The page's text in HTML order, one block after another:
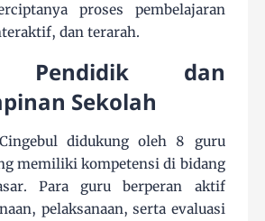
proses pembelajaran
dan terarah.
Pendidik dan
Sekolah
didukung oleh 8 guru
memiliki kompetensi di bidang
Para guru berperan aktif
pelaksanaan, serta evaluasi